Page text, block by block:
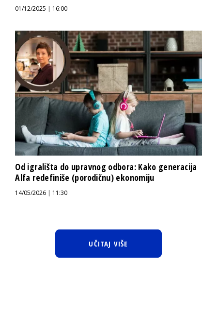
01/12/2025 | 16:00
Od igrališta do upravnog odbora: Kako generacija
Alfa redefiniše (porodičnu) ekonomiju
14/05/2026 | 11:30
UČITAJ VIŠE